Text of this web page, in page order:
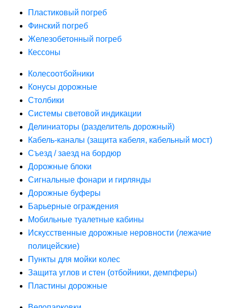
Пластиковый погреб
Финский погреб
Железобетонный погреб
Кессоны
Колесоотбойники
Конусы дорожные
Столбики
Системы световой индикации
Делиниаторы (разделитель дорожный)
Кабель-каналы (защита кабеля, кабельный мост)
Съезд / заезд на бордюр
Дорожные блоки
Сигнальные фонари и гирлянды
Дорожные буферы
Барьерные ограждения
Мобильные туалетные кабины
Искусственные дорожные неровности (лежачие
полицейские)
Пункты для мойки колес
Защита углов и стен (отбойники, демпферы)
Пластины дорожные